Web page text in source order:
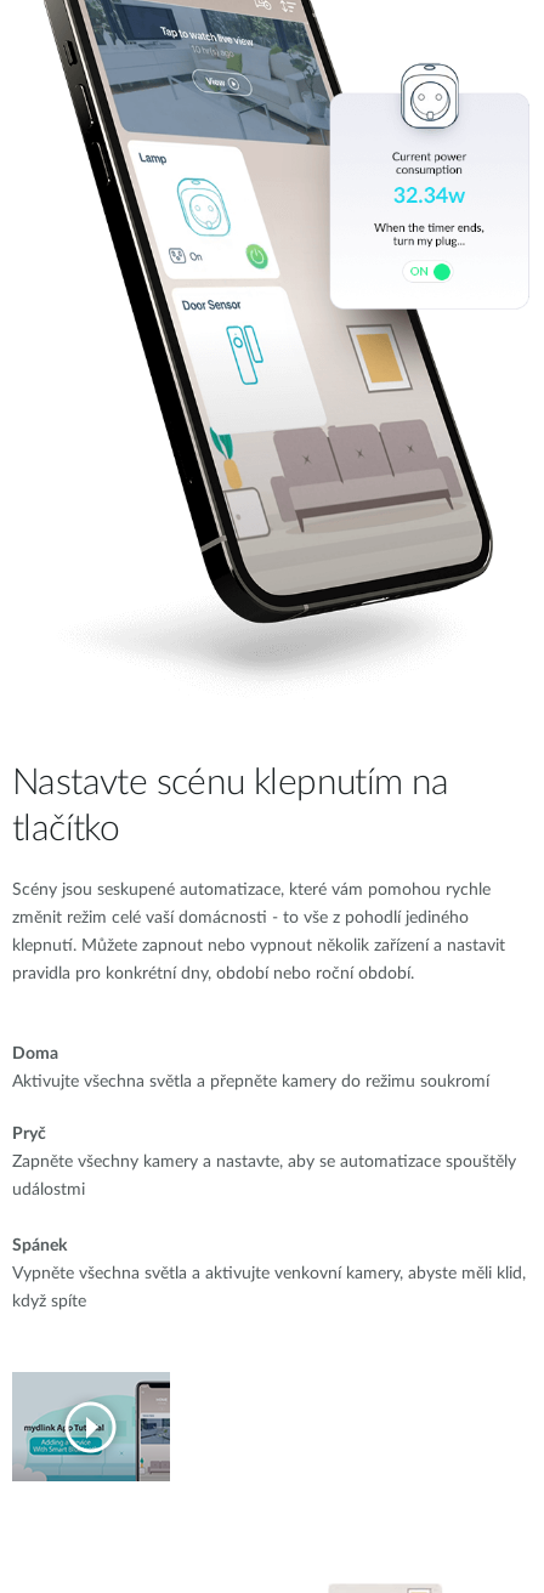
Nastavte scénu klepnutím na
tlačítko
Scény jsou seskupené automatizace, které vám pomohou rychle
změnit režim celé vaší domácnosti - to vše z pohodlí jediného
klepnutí. Můžete zapnout nebo vypnout několik zařízení a nastavit
pravidla pro konkrétní dny, období nebo roční období.
Doma
Aktivujte všechna světla a přepněte kamery do režimu soukromí
Pryč
Zapněte všechny kamery a nastavte, aby se automatizace spouštěly
událostmi
Spánek
Vypněte všechna světla a aktivujte venkovní kamery, abyste měli klid,
když spíte